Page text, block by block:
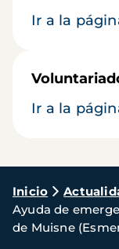
Ir a la
Ir a la
Ruta
de
Inicio
Ayuda de
de Muisne